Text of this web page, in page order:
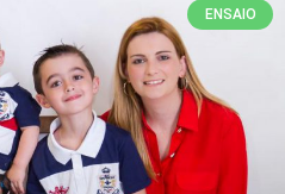
ENSAIO